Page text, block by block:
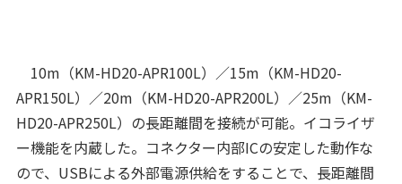
10m（KM-HD20-APR100L）／15m（KM-HD20-
APR150L）／20m（KM-HD20-APR200L）／25m（KM-
HD20-APR250L）の長距離間を接続が可能。イコライザ
ー機能を内蔵した。コネクター内部ICの安定した動作な
ので、USBによる外部電源供給をすることで、長距離間